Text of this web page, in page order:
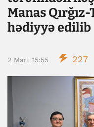
Manas
hədiyyə edilib
2 Mart 15:55 227